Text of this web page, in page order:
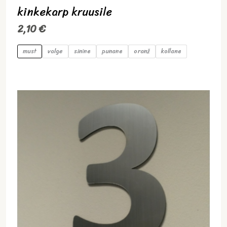
kinkekarp kruusile
2,10€
must valge sinine punane oranž kollane